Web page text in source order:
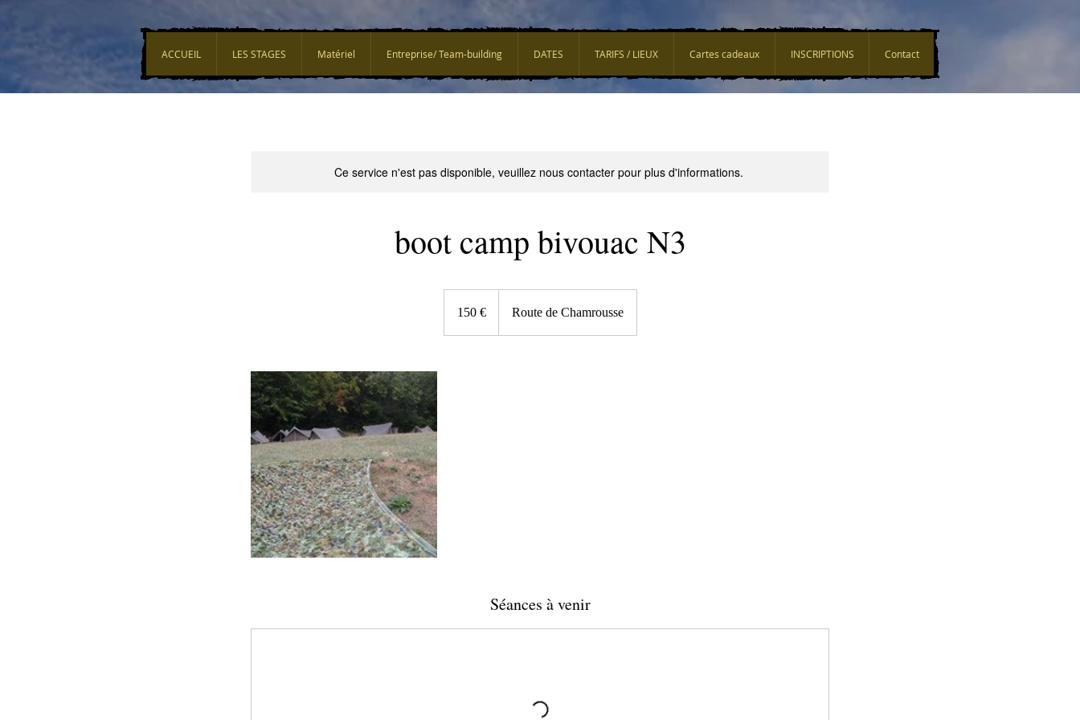
ACCUEIL LES STAGES Matériel Entreprise/ Team-building DATES TARIFS / LIEUX Cartes cadeaux INSCRIPTIONS Contact
Ce service n'est pas disponible, veuillez nous contacter pour plus d'informations.
boot camp bivouac N3
150 € Route de Chamrousse
Séances à venir